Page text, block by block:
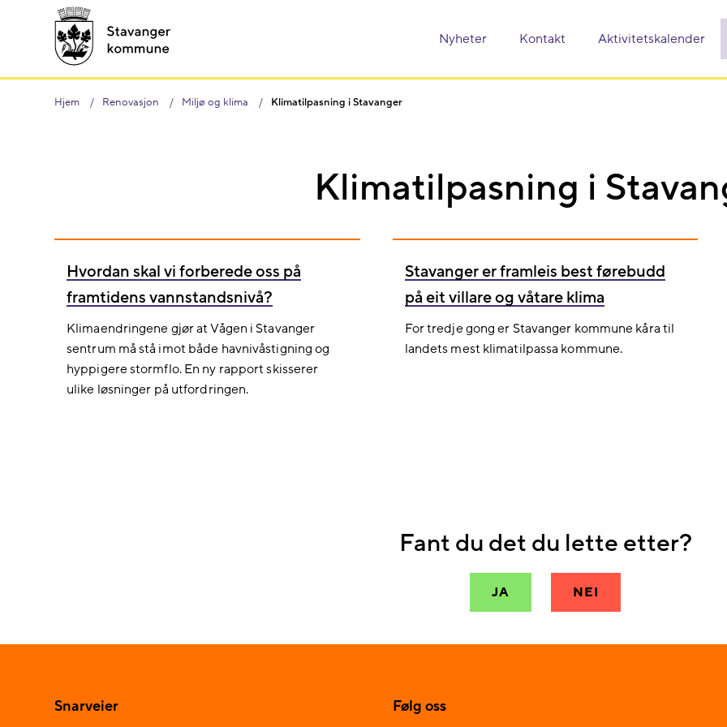
Nyheter Kontakt Aktivitetskalender
Hjem Renovasjon Miljø og klima Klimatilpasning i Stavanger
Klimatilpasning i
Hvordan skal vi forberede oss på
framtidens vannstandsnivå?
Klimaendringene gjør at Vågen i Stavanger
sentrum må stå imot både havnivåstigning og
hyppigere stormflo. En ny rapport skisserer
ulike løsninger på utfordringen.
Stavanger er framleis best førebudd
på eit villare og våtare klima
For tredje gong er Stavanger kommune kåra til
landets mest klimatilpassa kommune.
Fant du det du lette etter?
JA NEI
Snarveier Følg oss